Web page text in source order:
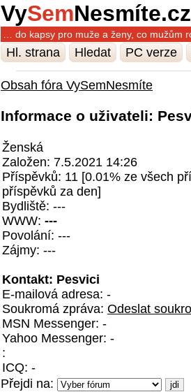
VySemNesmíte.cz
… do kapsy pro muže a ženy, co mužům
Hl. strana Hledat PC verze
Obsah fóra VySemNesmíte
Informace o uživateli:
Ženská
Založen: 7.5.2021 14:26
Příspěvků: 11 [0.01% ze všech
příspěvků za den]
Bydliště: ---
WWW: ---
Povolání: ---
Zájmy: ---
Kontakt: Pesvici
E-mailová adresa: -
Soukromá zpráva: Odeslat
MSN Messenger: -
Yahoo Messenger: -
:
ICQ: -
Přejdi na: